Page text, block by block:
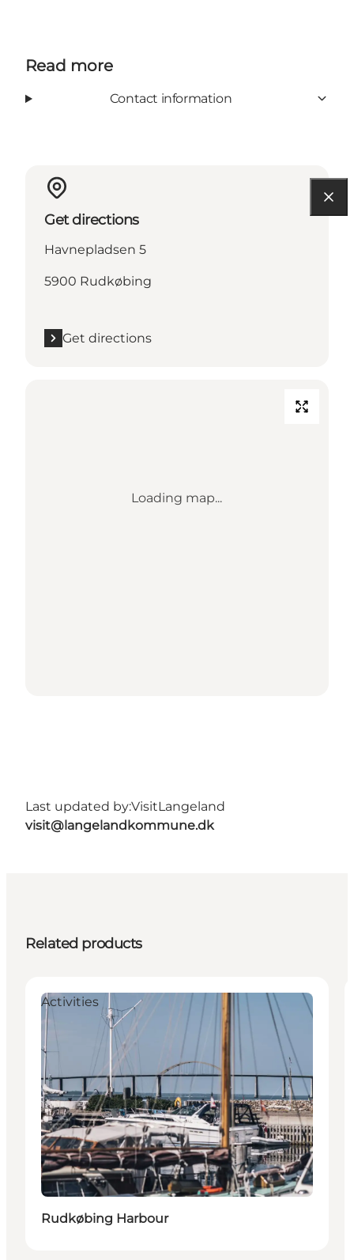
Read more
Contact information
Get directions
Havnepladsen 5
5900 Rudkøbing
Get directions
Loading map...
Last updated by:VisitLangeland
visit@langelandkommune.dk
Related products
Activities
Rudkøbing Harbour